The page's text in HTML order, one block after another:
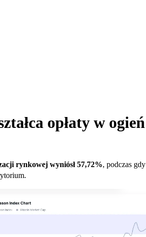
opłaty w ogień
rynkowej wyniósł 57,72%, podczas gdy